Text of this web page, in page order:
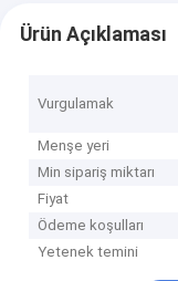
Ürün Açıklaması
Vurgulamak
Menşe yeri
Min sipariş miktarı
Fiyat
Ödeme koşulları
Yetenek temini